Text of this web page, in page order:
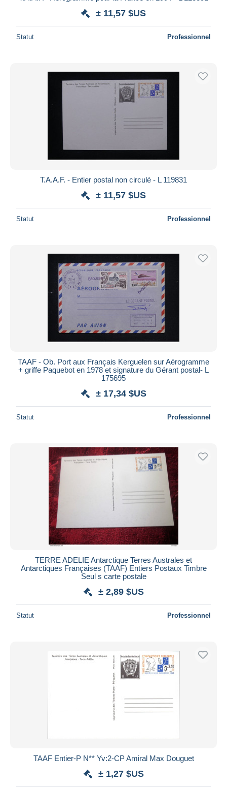
± 11,57 $US
Statut Professionnel
T.A.A.F. - Entier postal non circulé - L 119831
± 11,57 $US
Statut Professionnel
TAAF - Ob. Port aux Français Kerguelen sur Aérogramme
+ griffe Paquebot en 1978 et signature du Gérant postal- L
175695
± 17,34 $US
Statut Professionnel
TERRE ADELIE Antarctique Terres Australes et
Antarctiques Françaises (TAAF) Entiers Postaux Timbre
Seul s carte postale
± 2,89 $US
Statut Professionnel
TAAF Entier-P N** Yv:2-CP Amiral Max Douguet
± 1,27 $US